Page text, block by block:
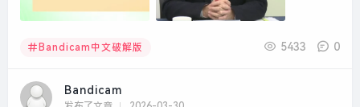
Bandicam中文破解版 5433 0
Bandicam